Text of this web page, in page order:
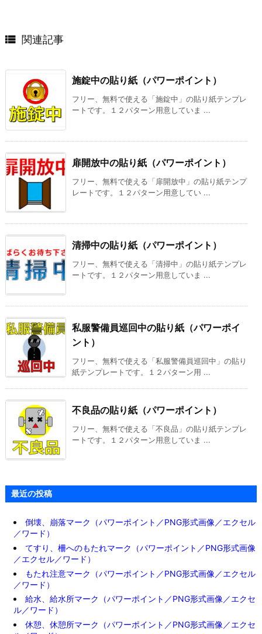
 関連記事
施錠中の貼り紙（パワーポイント）
フリー、無料で使える「施錠中」の貼り紙テンプレ
ートです。１２パターン用意していま ...
扉開放中の貼り紙（パワーポイント）
フリー、無料で使える「扉開放中」の貼り紙テンプ
レートです。１２パターン用意してい ...
清掃中の貼り紙（パワーポイント）
フリー、無料で使える「清掃中」の貼り紙テンプレ
ートです。１２パターン用意していま ...
私服警備員巡回中の貼り紙（パワーポイ
ント）
フリー、無料で使える「私服警備員巡回中」の貼り
紙テンプレートです。１２パターン用 ...
不良品の貼り紙（パワーポイント）
フリー、無料で使える「不良品」の貼り紙テンプレ
ートです。１２パターン用意していま ...
最近の投稿
倒壊、崩落マーク（パワーポイント／PNG形式画像／エクセル
／ワード）
てすり、柵へのもたれマーク（パワーポイント／PNG形式画像
／エクセル／ワード）
もたれ注意マーク（パワーポイント／PNG形式画像／エクセル
／ワード）
給水、給水所マーク（パワーポイント／PNG形式画像／エクセ
ル／ワード）
休憩、休憩所マーク（パワーポイント／PNG形式画像／エクセ